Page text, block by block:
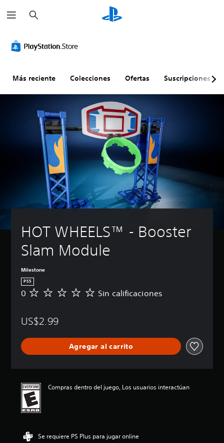
u
s
r
Más reciente Colecciones Ofertas Suscripciones
HOT WHEELS™ - Booster
Slam Module
Milestone
PS5
S
c
i
a
c
o
s
0 Sin calificaciones
US$2.99
Agregar al carrito
Compras dentro del juego, Los usuarios interactúan
Se requiere PS Plus para jugar online